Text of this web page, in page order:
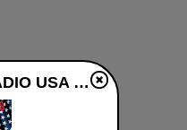
ADORAMOS RADIO USA live